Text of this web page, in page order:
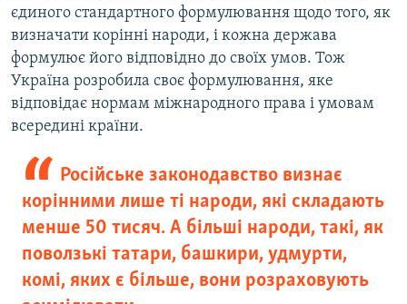
єдиного стандартного формулювання щодо того, як
визначати корінні народи, і кожна держава
формулює його відповідно до своїх умов. Тож
Україна розробила своє формулювання, яке
відповідає нормам міжнародного права і умовам
всередині країни.
Російське законодавство визнає
корінними лише ті народи, які складають
менше 50 тисяч. А більші народи, такі, як
поволзькі татари, башкири, удмурти,
комі, яких є більше, вони розраховують